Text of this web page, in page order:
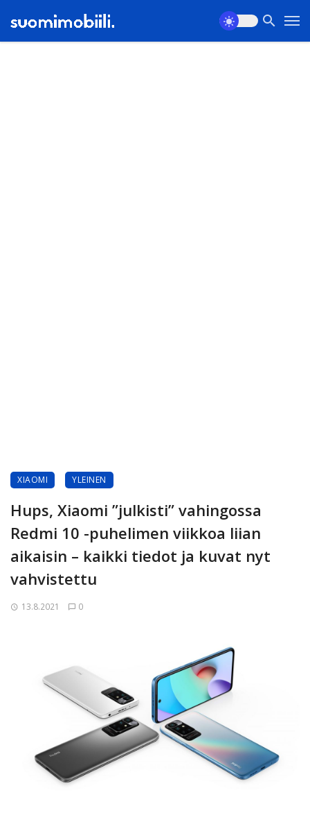
XIAOMI YLEINEN
Hups, Xiaomi ”julkisti” vahingossa
Redmi 10 -puhelimen viikkoa liian
aikaisin – kaikki tiedot ja kuvat nyt
vahvistettu
13.8.2021 0